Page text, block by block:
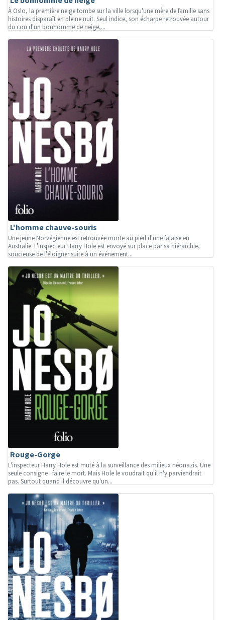
À Oslo, la première neige tombe sur la ville lorsqu'une mère de famille sans
histoires disparaît en pleine nuit. Seul indice, son écharpe retrouvée autour
du cou d'un bonhomme de neige,...
L'homme chauve-souris
Une jeune Norvégienne est retrouvée morte au pied d'une falaise en
Australie. L'inspecteur Harry Hole est envoyé sur place par sa hiérarchie,
soucieuse de l'éloigner suite à un événement...
Rouge-Gorge
L'inspecteur Harry Hole est muté à la surveillance des milieux néonazis. Une
seule consigne : faire le mort. Mais Hole le voudrait qu'il n'y parviendrait
pas. Surtout quand il découvre qu'un...